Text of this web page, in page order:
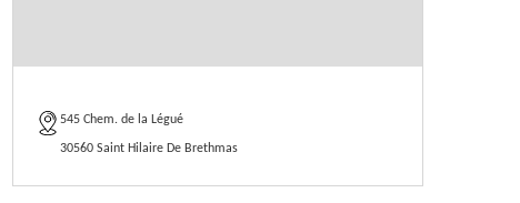
545 Chem. de la Légué
30560 Saint Hilaire De Brethmas